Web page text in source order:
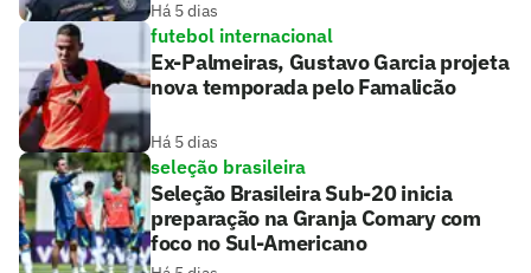
Há 5 dias
futebol internacional
Ex-Palmeiras, Gustavo Garcia projeta
nova temporada pelo Famalicão
Há 5 dias
seleção brasileira
Seleção Brasileira Sub-20 inicia
preparação na Granja Comary com
foco no Sul-Americano